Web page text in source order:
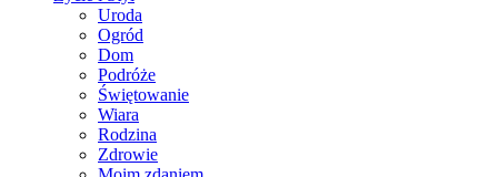
Uroda
Ogród
Dom
Podróże
Świętowanie
Wiara
Rodzina
Zdrowie